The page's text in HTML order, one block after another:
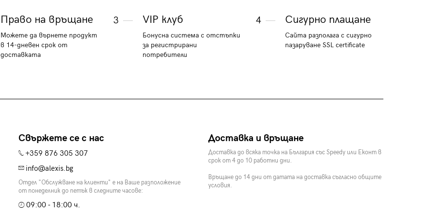
Право на връщане
Можете да върнете продукт
в 14-дневен срок от
доставката
3 VIP клуб
Бонусна система с отстъпки
за регистрирани
потребители
4 Сигурно плащане
Сайта разполага с сигурно
пазаруване SSL certificate
Свържете се с нас
+359 876 305 307
info@alexis.bg
Отдел "Обслужване на клиенти" е на Ваше разположение
от понеделник до петък в следните часове:
09:00 - 18:00 ч.
Доставка и връщане
Доставка до всяка точка на България със Speedy или Еконт в
срок от 4 до 10 работни дни.
Връщане до 14 дни от датата на доставка съгласно общите
условия.